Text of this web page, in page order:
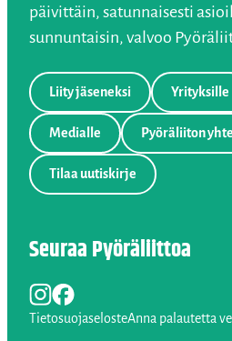
päivittäin, satunnaisesti
sunnuntaisin, valvoo
Liity jäseneksi Yrityksille
Medialle Pyöräliiton
Tilaa uutiskirje
Seuraa Pyöräliittoa
Instagram
Facebook
LinkedIn
TietosuojaselosteAnna palautetta